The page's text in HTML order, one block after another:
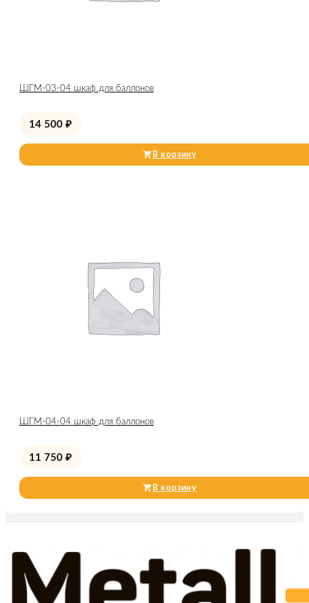
ШГМ-03-04 шкаф для баллонов
14 500 ₽
В корзину
ШГМ-04-04 шкаф для баллонов
11 750 ₽
В корзину